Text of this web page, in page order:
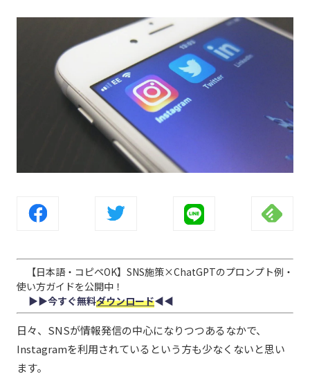
【日本語・コピペOK】SNS施策×ChatGPTのプロンプト例・
使い方ガイドを公開中！
▶︎▶︎今すぐ無料ダウンロード◀︎◀︎
日々、SNSが情報発信の中心になりつつあるなかで、
Instagramを利用されているという方も少なくないと思い
ます。